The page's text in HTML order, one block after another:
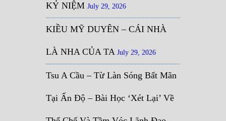
KỶ NIỆM July 29, 2026
KIỀU MỸ DUYÊN – CÁI NHÀ
LÀ NHA CỦA TA July 29, 2026
Tsu A Cầu – Từ Làn Sóng Bất Mãn
Tại Ấn Độ – Bài Học ‘Xét Lại’ Về